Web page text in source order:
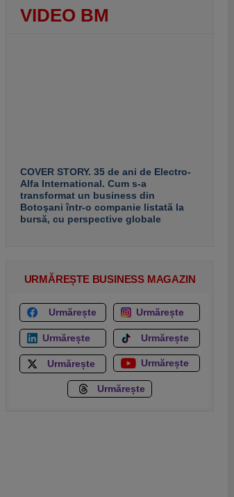
VIDEO BM
COVER STORY. 35 de ani de Electro-
Alfa International. Cum s-a
transformat un business din
Botoşani într-o companie listată la
bursă, cu perspective globale
URMĂREȘTE BUSINESS MAGAZIN
Urmărește Urmărește
Urmărește Urmărește
Urmărește Urmărește
Urmărește